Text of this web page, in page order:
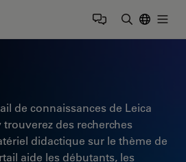
de connaissances de Leica
des recherches
didactique sur le thème de
aide les débutants, les